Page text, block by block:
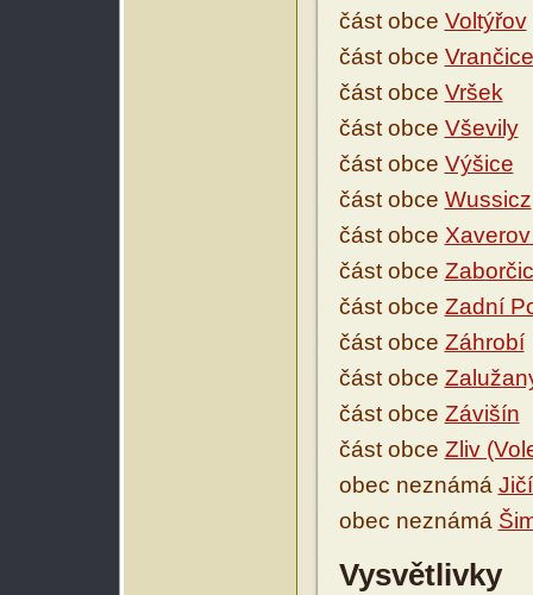
část obce Voltýřov
část obce Vrančice
část obce Vršek
část obce Vševily
část obce Výšice
část obce Wussicz
část obce
část obce Zaborčic
část obce Zadní
část obce Záhrobí
část obce
část obce Závišín
část obce Zliv
obec neznámá
obec neznámá
Vysvětlivky